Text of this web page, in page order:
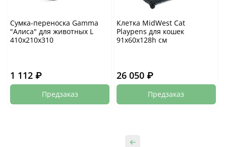
Сумка-переноска Gamma
"Алиса" для животных L
410х210х310
1 112 ₽
Предзаказ
Клетка MidWest Cat
Playpens для кошек
91х60х128h см
26 050 ₽
Предзаказ